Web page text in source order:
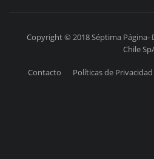
Copyright © 2018 Séptima Página-
Chile
Contacto Políticas de Privacidad